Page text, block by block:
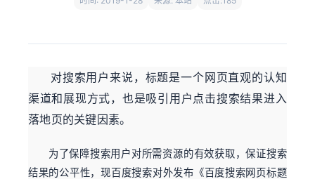
对搜索用户来说，标题是一个网页直观的认知
渠道和展现方式，也是吸引用户点击搜索结果进入
落地页的关键因素。
为了保障搜索用户对所需资源的有效获取，保证搜索
结果的公平性，现百度搜索对外发布《百度搜索网页标题